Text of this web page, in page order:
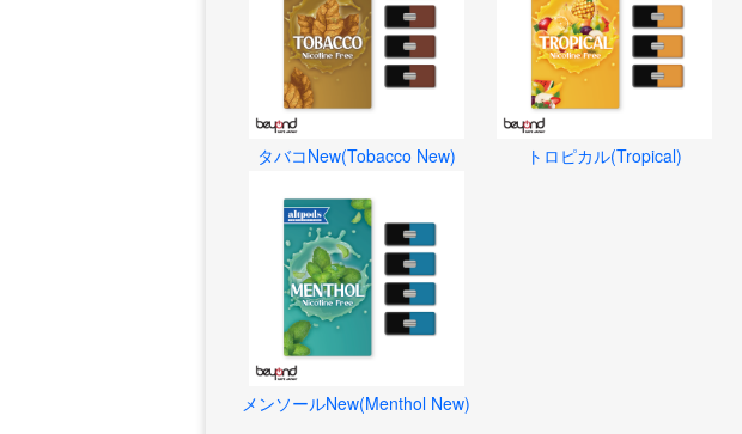
タバコNew(Tobacco New) トロピカル(Tropical)
メンソールNew(Menthol New)